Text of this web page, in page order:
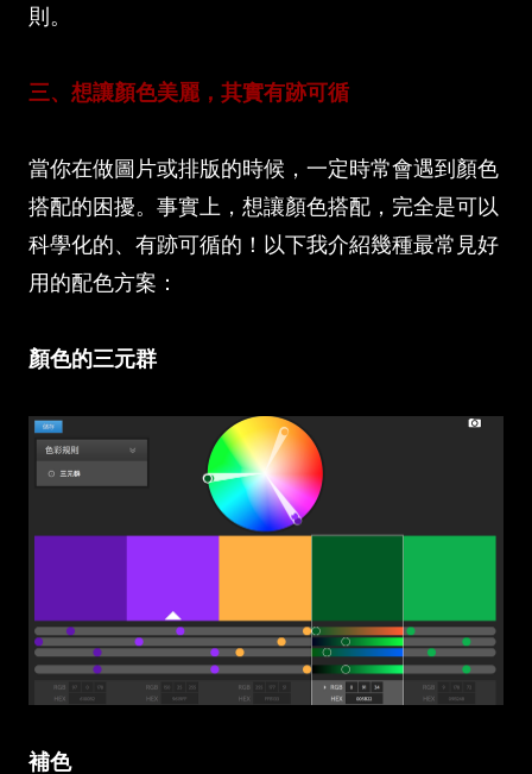
則。
三、想讓顏色美麗，其實有跡可循
當你在做圖片或排版的時候，一定時常會遇到顏色
搭配的困擾。事實上，想讓顏色搭配，完全是可以
科學化的、有跡可循的！以下我介紹幾種最常見好
用的配色方案：
顏色的三元群
補色